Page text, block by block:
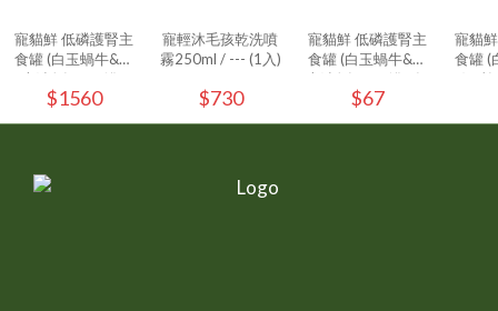
寵貓鮮 低磷護腎主
食罐 (白玉蝸牛&極
上鮭魚) 80g/罐 -
24入/箱
$1560
寵輕沐毛孩乾洗噴
霧250ml / --- (1入)
$730
寵貓鮮 低磷護腎主
食罐 (白玉蝸牛&極
上鮭魚) 80g/罐 - (1
入)
$67
寵貓
食罐 (
好